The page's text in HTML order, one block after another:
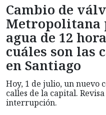
Cambio de
Metropolitana
agua de 12
cuáles son las
en Santiago
Hoy, 1 de julio, un nuevo
calles de la capital.
interrupción.